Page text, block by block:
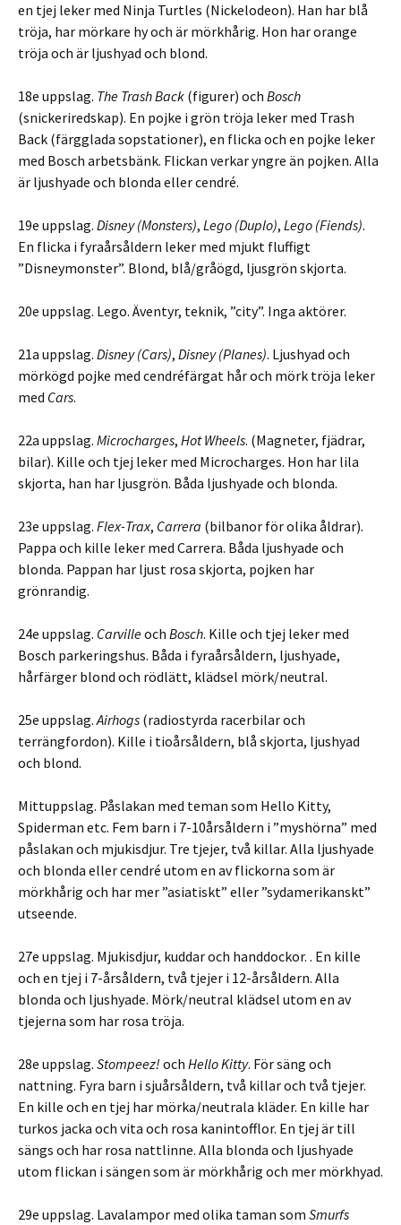
en tjej leker med Ninja Turtles (Nickelodeon). Han har blå
tröja, har mörkare hy och är mörkhårig. Hon har orange
tröja och är ljushyad och blond.
18e uppslag. The Trash Back (figurer) och Bosch
(snickeriredskap). En pojke i grön tröja leker med Trash
Back (färgglada sopstationer), en flicka och en pojke leker
med Bosch arbetsbänk. Flickan verkar yngre än pojken. Alla
är ljushyade och blonda eller cendré.
19e uppslag. Disney (Monsters), Lego (Duplo), Lego (Fiends).
En flicka i fyraårsåldern leker med mjukt fluffigt
”Disneymonster”. Blond, blå/gråögd, ljusgrön skjorta.
20e uppslag. Lego. Äventyr, teknik, ”city”. Inga aktörer.
21a uppslag. Disney (Cars), Disney (Planes). Ljushyad och
mörkögd pojke med cendréfärgat hår och mörk tröja leker
med Cars.
22a uppslag. Microcharges, Hot Wheels. (Magneter, fjädrar,
bilar). Kille och tjej leker med Microcharges. Hon har lila
skjorta, han har ljusgrön. Båda ljushyade och blonda.
23e uppslag. Flex-Trax, Carrera (bilbanor för olika åldrar).
Pappa och kille leker med Carrera. Båda ljushyade och
blonda. Pappan har ljust rosa skjorta, pojken har
grönrandig.
24e uppslag. Carvilleoch Bosch. Kille och tjej leker med
Bosch parkeringshus. Båda i fyraårsåldern, ljushyade,
hårfärger blond och rödlätt, klädsel mörk/neutral.
25e uppslag.Airhogs (radiostyrda racerbilar och
terrängfordon). Kille i tioårsåldern, blå skjorta, ljushyad
och blond.
Mittuppslag. Påslakan med teman som Hello Kitty,
Spiderman etc. Fem barn i 7-10årsåldern i ”myshörna” med
påslakan och mjukisdjur. Tre tjejer, två killar. Alla ljushyade
och blonda eller cendré utom en av flickorna som är
mörkhårig och har mer ”asiatiskt” eller ”sydamerikanskt”
utseende.
27e uppslag. Mjukisdjur, kuddar och handdockor. . En kille
och en tjej i 7-årsåldern, två tjejer i 12-årsåldern. Alla
blonda och ljushyade. Mörk/neutral klädsel utom en av
tjejerna som har rosa tröja.
28e uppslag. Stompeez! och Hello Kitty. För säng och
nattning. Fyra barn i sjuårsåldern, två killar och två tjejer.
En kille och en tjej har mörka/neutrala kläder. En kille har
turkos jacka och vita och rosa kanintofflor. En tjej är till
sängs och har rosa nattlinne. Alla blonda och ljushyade
utom flickan i sängen som är mörkhårig och mer mörkhyad.
29e uppslag. Lavalampor med olika taman som Smurfs